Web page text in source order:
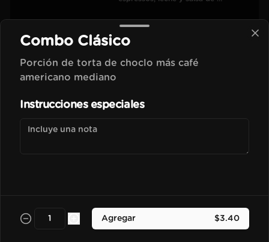
espressos, leche y esencia de vainilla
espressos, leche y esencia de
avellana francesa.
Combo Clásico
Porción de torta de choclo más café
americano mediano
Instrucciones especiales
Agregar $3.40